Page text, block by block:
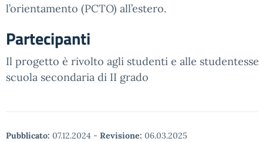
l’orientamento (PCTO) all’estero.
Partecipanti
Il progetto è rivolto agli studenti e alle
scuola secondaria di II grado
Pubblicato: 07.12.2024 - Revisione: 06.03.2025